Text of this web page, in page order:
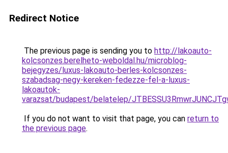
Redirect Notice
The previous page is sending you to http://lakoauto-
kolcsonzes.berelheto-weboldal.hu/microblog-
bejegyzes/luxus-lakoauto-berles-kolcsonzes-
szabadsag-negy-kereken-fedezze-fel-a-luxus-
lakoautok-
varazsat/budapest/belatelep/
If you do not want to visit that page, you can return to
the previous page.